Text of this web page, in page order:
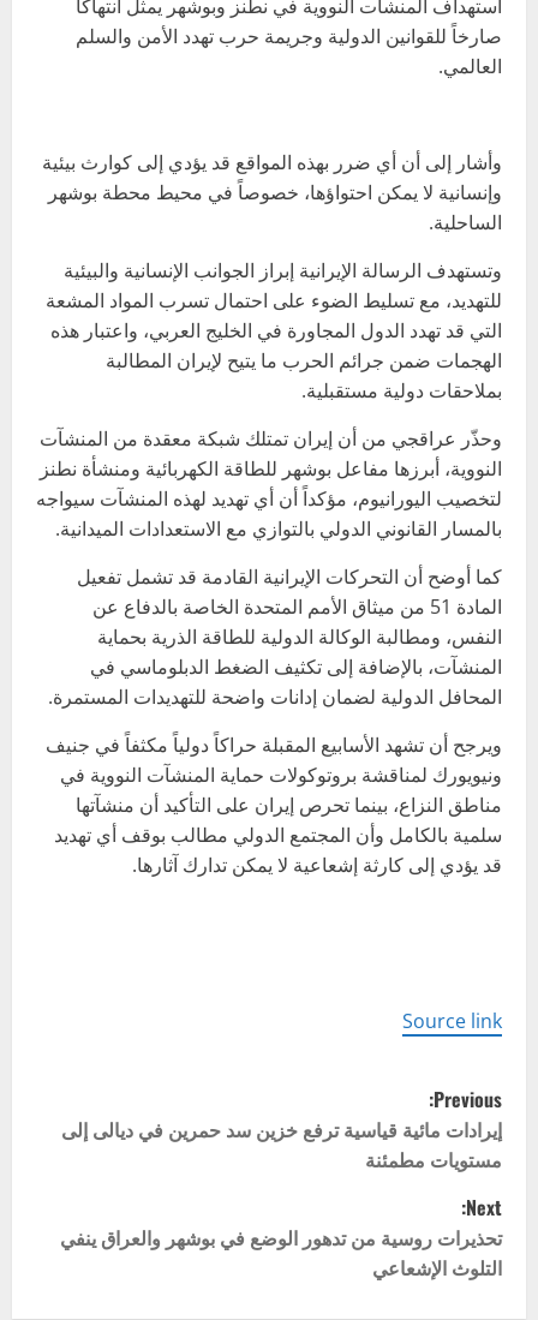
استهداف المنشآت النووية في نطنز وبوشهر يمثل انتهاكاً
صارخاً للقوانين الدولية وجريمة حرب تهدد الأمن والسلم
العالمي.
وأشار إلى أن أي ضرر بهذه المواقع قد يؤدي إلى كوارث بيئية
وإنسانية لا يمكن احتواؤها، خصوصاً في محيط محطة بوشهر
الساحلية.
وتستهدف الرسالة الإيرانية إبراز الجوانب الإنسانية والبيئية
للتهديد، مع تسليط الضوء على احتمال تسرب المواد المشعة
التي قد تهدد الدول المجاورة في الخليج العربي، واعتبار هذه
الهجمات ضمن جرائم الحرب ما يتيح لإيران المطالبة
بملاحقات دولية مستقبلية.
وحذّر عراقجي من أن إيران تمتلك شبكة معقدة من المنشآت
النووية، أبرزها مفاعل بوشهر للطاقة الكهربائية ومنشأة نطنز
لتخصيب اليورانيوم، مؤكداً أن أي تهديد لهذه المنشآت سيواجه
بالمسار القانوني الدولي بالتوازي مع الاستعدادات الميدانية.
كما أوضح أن التحركات الإيرانية القادمة قد تشمل تفعيل
المادة 51 من ميثاق الأمم المتحدة الخاصة بالدفاع عن
النفس، ومطالبة الوكالة الدولية للطاقة الذرية بحماية
المنشآت، بالإضافة إلى تكثيف الضغط الدبلوماسي في
المحافل الدولية لضمان إدانات واضحة للتهديدات المستمرة.
ويرجح أن تشهد الأسابيع المقبلة حراكاً دولياً مكثفاً في جنيف
ونيويورك لمناقشة بروتوكولات حماية المنشآت النووية في
مناطق النزاع، بينما تحرص إيران على التأكيد أن منشآتها
سلمية بالكامل وأن المجتمع الدولي مطالب بوقف أي تهديد
قد يؤدي إلى كارثة إشعاعية لا يمكن تدارك آثارها.
Source link
P
o
s
t
n
Previous:
إيرادات مائية قياسية ترفع خزين سد حمرين في ديالى إلى
مستويات مطمئنة
Next:
تحذيرات روسية من تدهور الوضع في بوشهر والعراق ينفي
التلوث الإشعاعي